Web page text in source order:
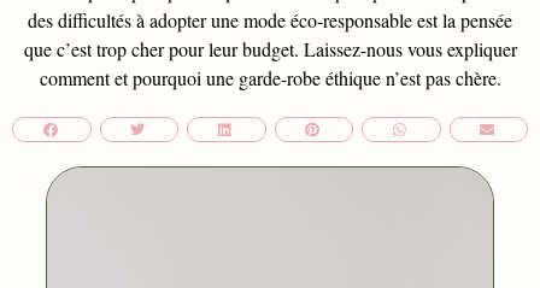
des difficultés à adopter une mode éco-responsable est la pensée
que c’est trop cher pour leur budget. Laissez-nous vous expliquer
comment et pourquoi une garde-robe éthique n’est pas chère.